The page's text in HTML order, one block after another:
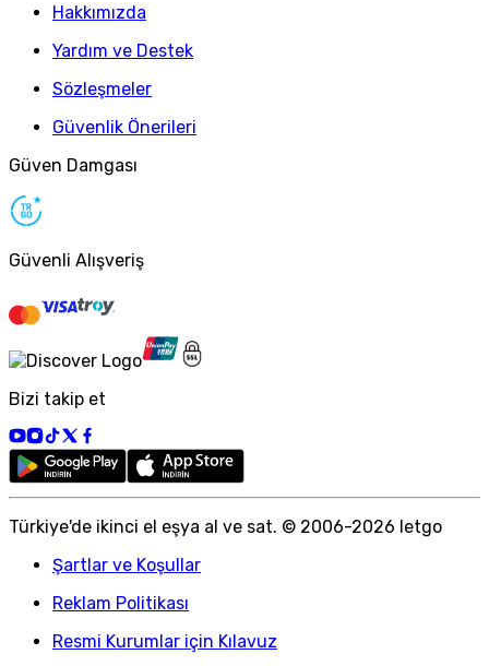
Hakkımızda
Yardım ve Destek
Sözleşmeler
Güvenlik Önerileri
Güven Damgası
Güvenli Alışveriş
Bizi takip et
Türkiye'de ikinci el eşya al ve sat. © 2006-2026 letgo
Şartlar ve Koşullar
Reklam Politikası
Resmi Kurumlar için Kılavuz